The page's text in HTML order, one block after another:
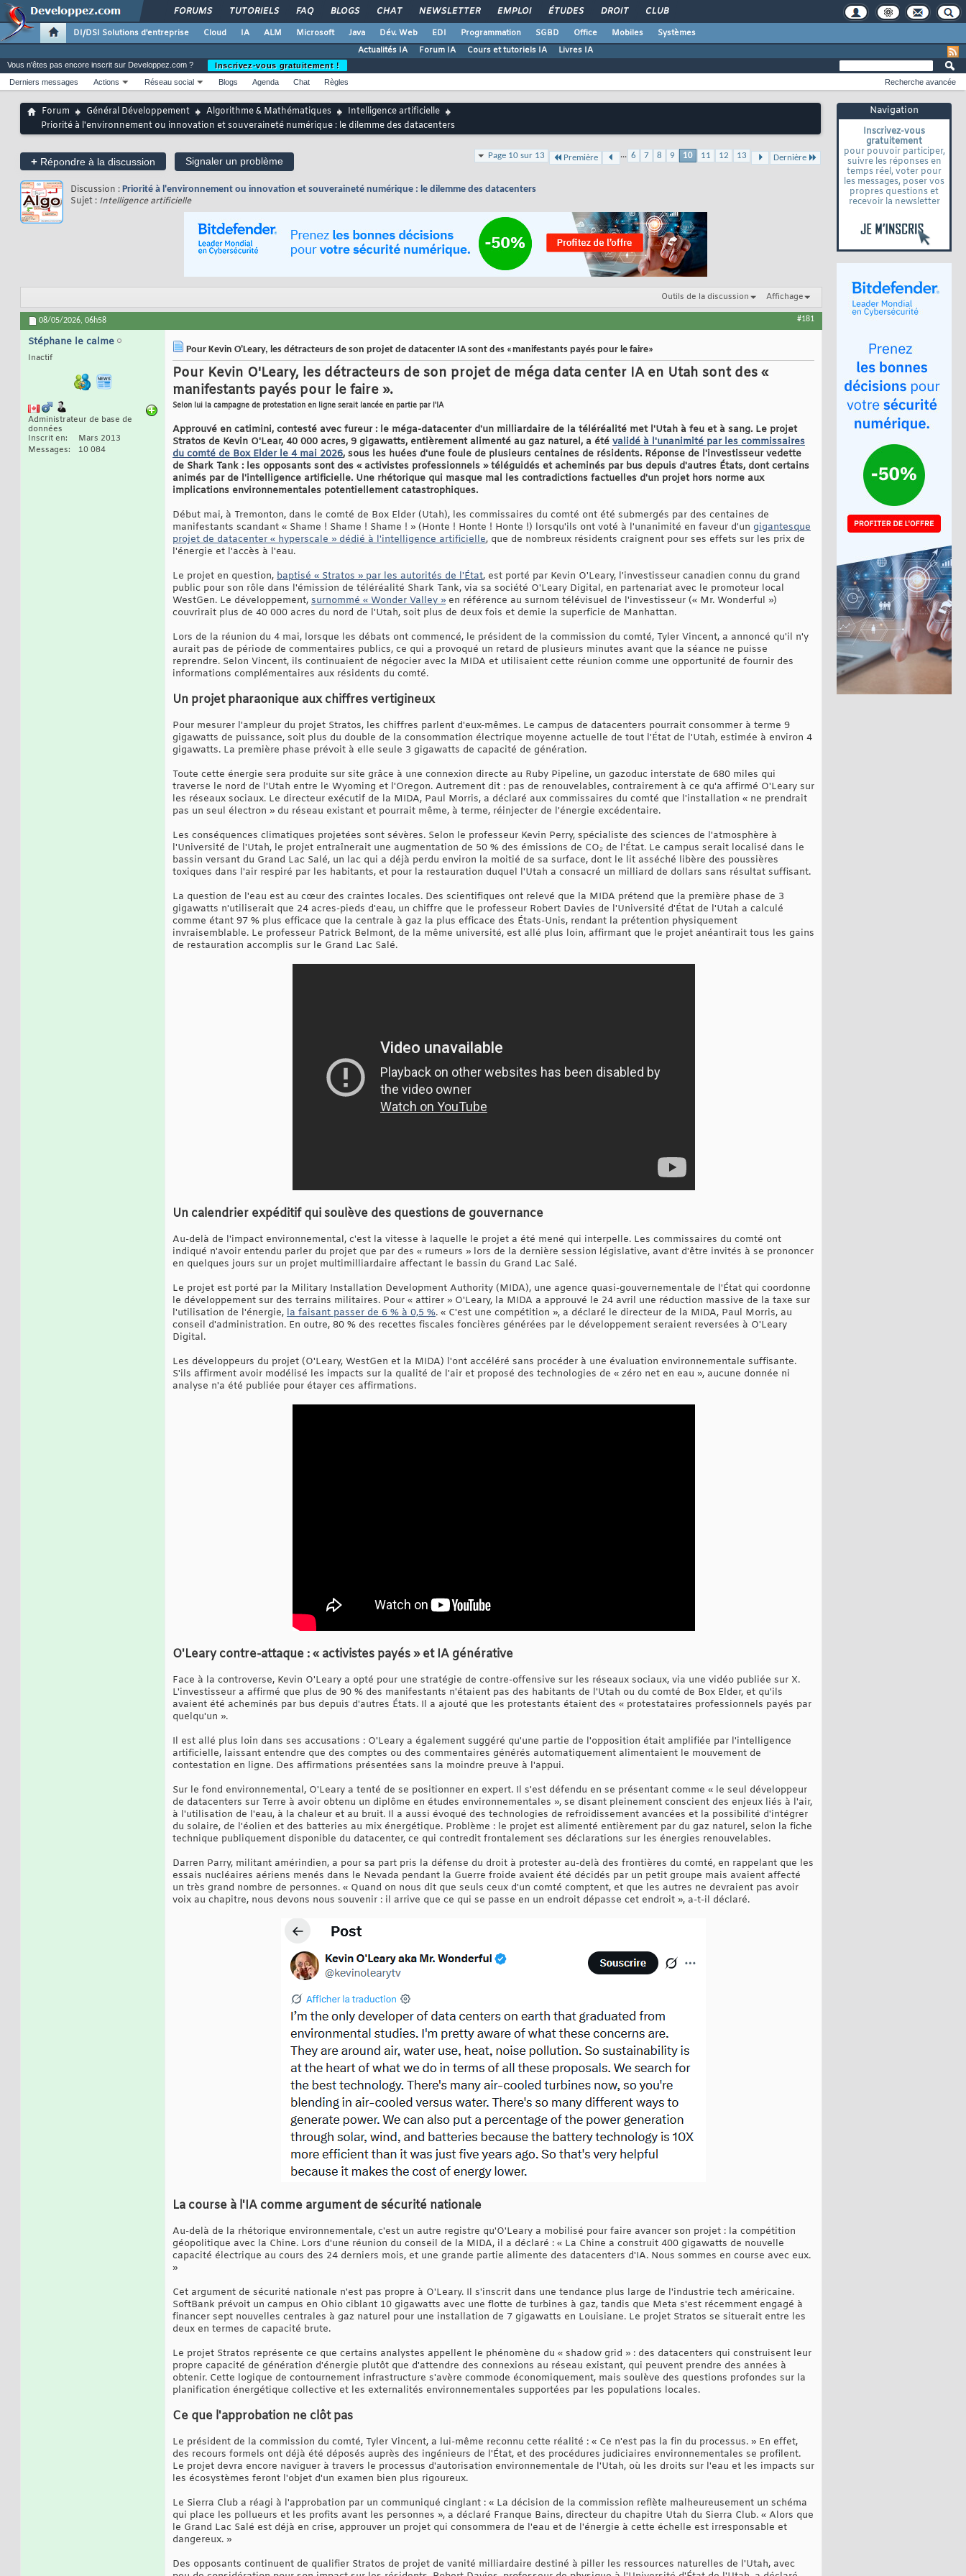
FORUMS TUTORIELS FAQ BLOGS CHAT NEWSLETTER EMPLOI ÉTUDES DROIT CLUB
DI/DSI Solutions d'entreprise Cloud IA ALM Microsoft Java Dév. Web EDI Programmation SGBD Office Mobiles
Systèmes
Actualités IA
Forum IA Cours et tutoriels IA Livres IA
Navigation
Inscrivez-vous
gratuitement
pour pouvoir participer,
suivre les réponses en
temps réel, voter pour
les messages, poser vos
propres questions et
recevoir la newsletter
Vous n'êtes pas encore inscrit sur Developpez.com ?
Inscrivez-vous gratuitement !
Derniers messages
Actions Réseau social Blogs Agenda Chat Règles Recherche avancée
Forum Général Développement Algorithme & Mathématiques
Intelligence artificielle
Priorité à l'environnement ou innovation et souveraineté numérique : le dilemme des datacenters
+ Répondre à la discussion Signaler un problème Page 10 sur 13 Première ... 6 7 8 9 10 11 12 13 Dernière
Discussion : Priorité à l'environnement ou innovation et souveraineté numérique : le dilemme des datacenters
Sujet : Intelligence artificielle
Outils de la discussion Affichage
08/05/2026, 06h58 #181
Stéphane le calme
Inactif
Administrateur de base de
données
Inscrit en
Mars 2013
Messages
10 084
Pour Kevin O'Leary, les détracteurs de son projet de datacenter IA sont des «manifestants payés pour le faire»
Pour Kevin O'Leary, les détracteurs de son projet de méga data center IA en Utah sont des «
manifestants payés pour le faire ».
Selon lui la campagne de protestation en ligne serait lancée en partie par l'IA
Approuvé en catimini, contesté avec fureur : le méga-datacenter d'un milliardaire de la téléréalité met l'Utah à feu et à sang. Le projet
Stratos de Kevin O'Lear, 40 000 acres, 9 gigawatts, entièrement alimenté au gaz naturel, a été validé à l'unanimité par les commissaires
du comté de Box Elder le 4 mai 2026, sous les huées d'une foule de plusieurs centaines de résidents. Réponse de l'investisseur vedette
de Shark Tank : les opposants sont des « activistes professionnels » téléguidés et acheminés par bus depuis d'autres États, dont certains
animés par de l'intelligence artificielle. Une rhétorique qui masque mal les contradictions factuelles d'un projet hors norme aux
implications environnementales potentiellement catastrophiques.
Début mai, à Tremonton, dans le comté de Box Elder (Utah), les commissaires du comté ont été submergés par des centaines de
manifestants scandant « Shame ! Shame ! Shame ! » (Honte ! Honte ! Honte !) lorsqu'ils ont voté à l'unanimité en faveur d'un gigantesque
projet de datacenter « hyperscale » dédié à l'intelligence artificielle, que de nombreux résidents craignent pour ses effets sur les prix de
l'énergie et l'accès à l'eau.
Le projet en question, baptisé « Stratos » par les autorités de l'État, est porté par Kevin O'Leary, l'investisseur canadien connu du grand
public pour son rôle dans l'émission de téléréalité Shark Tank, via sa société O'Leary Digital, en partenariat avec le promoteur local
WestGen. Le développement, surnommé « Wonder Valley » en référence au surnom télévisuel de l'investisseur (« Mr. Wonderful »)
couvrirait plus de 40 000 acres du nord de l'Utah, soit plus de deux fois et demie la superficie de Manhattan.
Lors de la réunion du 4 mai, lorsque les débats ont commencé, le président de la commission du comté, Tyler Vincent, a annoncé qu'il n'y
aurait pas de période de commentaires publics, ce qui a provoqué un retard de plusieurs minutes avant que la séance ne puisse
reprendre. Selon Vincent, ils continuaient de négocier avec la MIDA et utilisaient cette réunion comme une opportunité de fournir des
informations complémentaires aux résidents du comté.
Un projet pharaonique aux chiffres vertigineux
Pour mesurer l'ampleur du projet Stratos, les chiffres parlent d'eux-mêmes. Le campus de datacenters pourrait consommer à terme 9
gigawatts de puissance, soit plus du double de la consommation électrique moyenne actuelle de tout l'État de l'Utah, estimée à environ 4
gigawatts. La première phase prévoit à elle seule 3 gigawatts de capacité de génération.
Toute cette énergie sera produite sur site grâce à une connexion directe au Ruby Pipeline, un gazoduc interstate de 680 miles qui
traverse le nord de l'Utah entre le Wyoming et l'Oregon. Autrement dit : pas de renouvelables, contrairement à ce qu'a affirmé O'Leary sur
les réseaux sociaux. Le directeur exécutif de la MIDA, Paul Morris, a déclaré aux commissaires du comté que l'installation « ne prendrait
pas un seul électron » du réseau existant et pourrait même, à terme, réinjecter de l'énergie excédentaire.
Les conséquences climatiques projetées sont sévères. Selon le professeur Kevin Perry, spécialiste des sciences de l'atmosphère à
l'Université de l'Utah, le projet entraînerait une augmentation de 50 % des émissions de CO₂ de l'État. Le campus serait localisé dans le
bassin versant du Grand Lac Salé, un lac qui a déjà perdu environ la moitié de sa surface, dont le lit asséché libère des poussières
toxiques dans l'air respiré par les habitants, et pour la restauration duquel l'Utah a consacré un milliard de dollars sans résultat suffisant.
La question de l'eau est au cœur des craintes locales. Des scientifiques ont relevé que la MIDA prétend que la première phase de 3
gigawatts n'utiliserait que 24 acres-pieds d'eau, un chiffre que le professeur Robert Davies de l'Université d'État de l'Utah a calculé
comme étant 97 % plus efficace que la centrale à gaz la plus efficace des États-Unis, rendant la prétention physiquement
invraisemblable. Le professeur Patrick Belmont, de la même université, est allé plus loin, affirmant que le projet anéantirait tous les gains
de restauration accomplis sur le Grand Lac Salé.
Un calendrier expéditif qui soulève des questions de gouvernance
Au-delà de l'impact environnemental, c'est la vitesse à laquelle le projet a été mené qui interpelle. Les commissaires du comté ont
indiqué n'avoir entendu parler du projet que par des « rumeurs » lors de la dernière session législative, avant d'être invités à se prononcer
en quelques jours sur un projet multimilliardaire affectant le bassin du Grand Lac Salé.
Le projet est porté par la Military Installation Development Authority (MIDA), une agence quasi-gouvernementale de l'État qui coordonne
le développement sur des terrains militaires. Pour « attirer » O'Leary, la MIDA a approuvé le 24 avril une réduction massive de la taxe sur
l'utilisation de l'énergie, la faisant passer de 6 % à 0,5 %. « C'est une compétition », a déclaré le directeur de la MIDA, Paul Morris, au
conseil d'administration. En outre, 80 % des recettes fiscales foncières générées par le développement seraient reversées à O'Leary
Digital.
Les développeurs du projet (O'Leary, WestGen et la MIDA) l'ont accéléré sans procéder à une évaluation environnementale suffisante.
S'ils affirment avoir modélisé les impacts sur la qualité de l'air et proposé des technologies de « zéro net en eau », aucune donnée ni
analyse n'a été publiée pour étayer ces affirmations.
O'Leary contre-attaque : « activistes payés » et IA générative
Face à la controverse, Kevin O'Leary a opté pour une stratégie de contre-offensive sur les réseaux sociaux, via une vidéo publiée sur X.
L'investisseur a affirmé que plus de 90 % des manifestants n'étaient pas des habitants de l'Utah ou du comté de Box Elder, et qu'ils
avaient été acheminés par bus depuis d'autres États. Il a ajouté que les protestants étaient des « protestataires professionnels payés par
quelqu'un ».
Il est allé plus loin dans ses accusations : O'Leary a également suggéré qu'une partie de l'opposition était amplifiée par l'intelligence
artificielle, laissant entendre que des comptes ou des commentaires générés automatiquement alimentaient le mouvement de
contestation en ligne. Des affirmations présentées sans la moindre preuve à l'appui.
Sur le fond environnemental, O'Leary a tenté de se positionner en expert. Il s'est défendu en se présentant comme « le seul développeur
de datacenters sur Terre à avoir obtenu un diplôme en études environnementales », se disant pleinement conscient des enjeux liés à l'air,
à l'utilisation de l'eau, à la chaleur et au bruit. Il a aussi évoqué des technologies de refroidissement avancées et la possibilité d'intégrer
du solaire, de l'éolien et des batteries au mix énergétique. Problème : le projet est alimenté entièrement par du gaz naturel, selon la fiche
technique publiquement disponible du datacenter, ce qui contredit frontalement ses déclarations sur les énergies renouvelables.
Darren Parry, militant amérindien, a pour sa part pris la défense du droit à protester au-delà des frontières du comté, en rappelant que les
essais nucléaires aériens menés dans le Nevada pendant la Guerre froide avaient été décidés par un petit groupe mais avaient affecté
un très grand nombre de personnes. « Quand on nous dit que seuls ceux d'un comté comptent, et que les autres ne devraient pas avoir
voix au chapitre, nous devons nous souvenir : il arrive que ce qui se passe en un endroit dépasse cet endroit », a-t-il déclaré.
La course à l'IA comme argument de sécurité nationale
Au-delà de la rhétorique environnementale, c'est un autre registre qu'O'Leary a mobilisé pour faire avancer son projet : la compétition
géopolitique avec la Chine. Lors d'une réunion du conseil de la MIDA, il a déclaré : « La Chine a construit 400 gigawatts de nouvelle
capacité électrique au cours des 24 derniers mois, et une grande partie alimente des datacenters d'IA. Nous sommes en course avec eux.
»
Cet argument de sécurité nationale n'est pas propre à O'Leary. Il s'inscrit dans une tendance plus large de l'industrie tech américaine.
SoftBank prévoit un campus en Ohio ciblant 10 gigawatts avec une flotte de turbines à gaz, tandis que Meta s'est récemment engagé à
financer sept nouvelles centrales à gaz naturel pour une installation de 7 gigawatts en Louisiane. Le projet Stratos se situerait entre les
deux en termes de capacité brute.
Le projet Stratos représente ce que certains analystes appellent le phénomène du « shadow grid » : des datacenters qui construisent leur
propre capacité de génération d'énergie plutôt que d'attendre des connexions au réseau existant, qui peuvent prendre des années à
obtenir. Cette logique de contournement infrastructure s'avère commode économiquement, mais soulève des questions profondes sur la
planification énergétique collective et les externalités environnementales supportées par les populations locales.
Ce que l'approbation ne clôt pas
Le président de la commission du comté, Tyler Vincent, a lui-même reconnu cette réalité : « Ce n'est pas la fin du processus. » En effet,
des recours formels ont déjà été déposés auprès des ingénieurs de l'État, et des procédures judiciaires environnementales se profilent.
Le projet devra encore naviguer à travers le processus d'autorisation environnementale de l'Utah, où les droits sur l'eau et les impacts sur
les écosystèmes feront l'objet d'un examen bien plus rigoureux.
Le Sierra Club a réagi à l'approbation par un communiqué cinglant : « La décision de la commission reflète malheureusement un schéma
qui place les pollueurs et les profits avant les personnes », a déclaré Franque Bains, directeur du chapitre Utah du Sierra Club. « Alors que
le Grand Lac Salé est déjà en crise, approuver un projet qui consommera de l'eau et de l'énergie à cette échelle est irresponsable et
dangereux. »
Des opposants continuent de qualifier Stratos de projet de vanité milliardaire destiné à piller les ressources naturelles de l'Utah, avec